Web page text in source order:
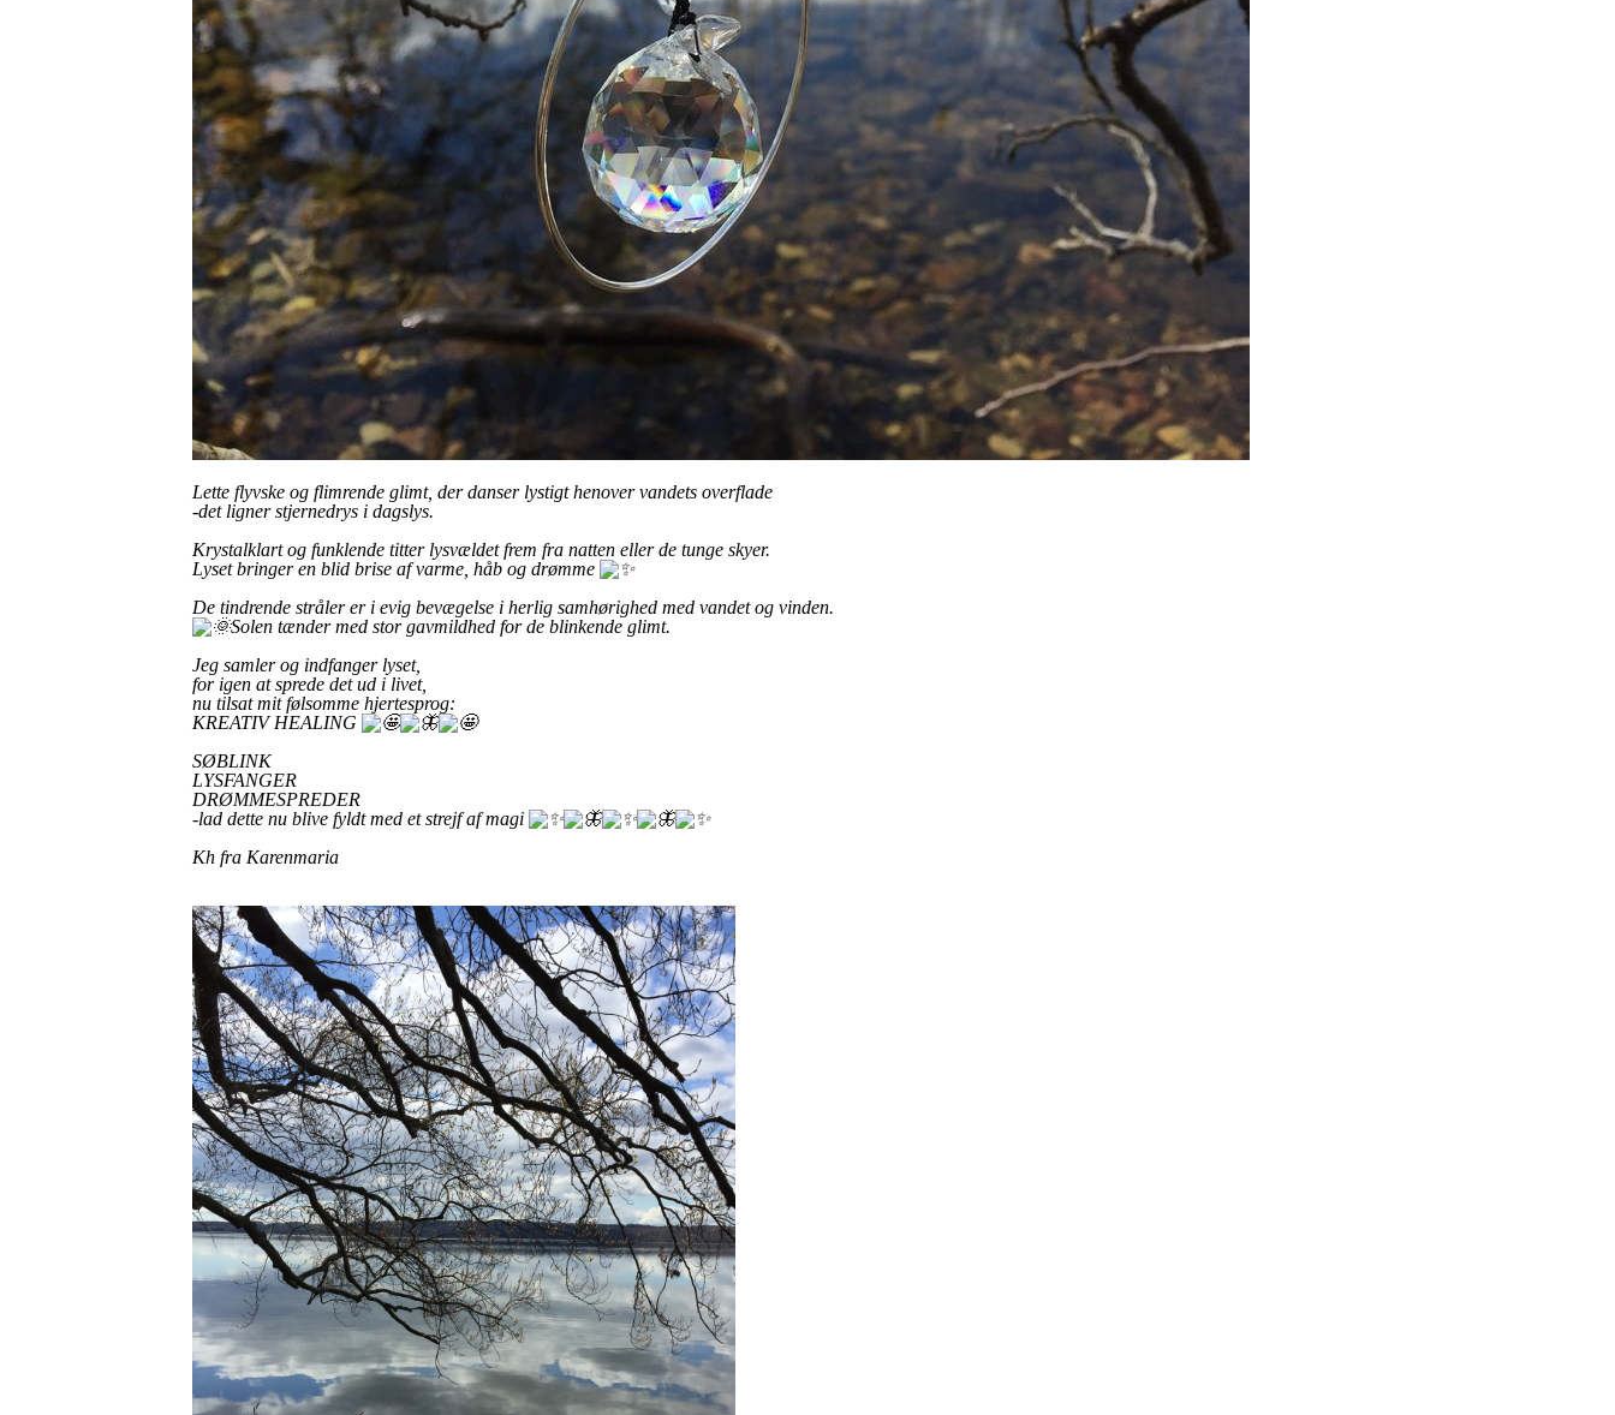
Lette flyvske og flimrende glimt, der danser lystigt henover vandets overflade
-det ligner stjernedrys i dagslys.
Krystalklart og funklende titter lysvældet frem fra natten eller de tunge skyer.
Lyset bringer en blid brise af varme, håb og drømme
De tindrende stråler er i evig bevægelse i herlig samhørighed med vandet og vinden.
Solen tænder med stor gavmildhed for de blinkende glimt.
Jeg samler og indfanger lyset,
for igen at sprede det ud i livet,
nu tilsat mit følsomme hjertesprog:
KREATIV HEALING
SØBLINK
LYSFANGER
DRØMMESPREDER
-lad dette nu blive fyldt med et strejf af magi
Kh fra Karenmaria